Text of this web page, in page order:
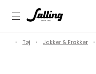
Tøj Jakker & Frakker